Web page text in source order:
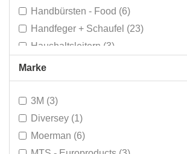
Handbürsten - Food (6)
Handfeger + Schaufel (23)
Haushaltsleitern (3)
Heizkörperbürsten (2)
Küchenhandtücher (6)
Mikrofaser (81)
Nagelbürsten (1)
Pinsel + Spachtel (2)
Scheuerschwämme & Pads (23)
Marke
3M (3)
Diversey (1)
Moerman (6)